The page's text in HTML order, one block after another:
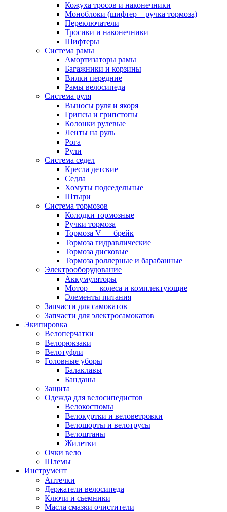
Кожуха тросов и наконечники
Моноблоки (шифтер + ручка тормоза)
Переключатели
Тросики и наконечники
Шифтеры
Система рамы
Амортизаторы рамы
Багажники и корзины
Вилки передние
Рамы велосипеда
Система руля
Выносы руля и якоря
Грипсы и грипстопы
Колонки рулевые
Ленты на руль
Рога
Рули
Система седел
Кресла детские
Седла
Хомуты подседельные
Штыри
Система тормозов
Колодки тормозные
Ручки тормоза
Тормоза V — брейк
Тормоза гидравлические
Тормоза дисковые
Тормоза роллерные и барабанные
Электрооборудование
Аккумуляторы
Мотор — колеса и комплектующие
Элементы питания
Запчасти для самокатов
Запчасти для электросамокатов
Экипировка
Велоперчатки
Велорюкзаки
Велотуфли
Головные уборы
Балаклавы
Банданы
Защита
Одежда для велосипедистов
Велокостюмы
Велокуртки и веловетровки
Велошорты и велотрусы
Велоштаны
Жилетки
Очки вело
Шлемы
Инструмент
Аптечки
Держатели велосипеда
Ключи и сьемники
Масла смазки очистители